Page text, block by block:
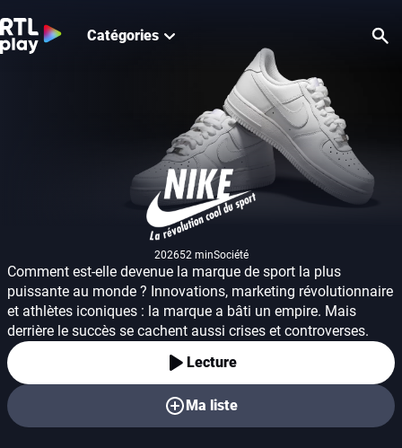
Catégories
Nike : la révolution
Année de production
2026
Durée
52 min
Genre
Société
Comment est-elle devenue la marque de sport la plus
puissante au monde ? Innovations, marketing révolutionnaire
et athlètes iconiques : la marque a bâti un empire. Mais
derrière le succès se cachent aussi crises et controverses.
Lecture
Ma liste